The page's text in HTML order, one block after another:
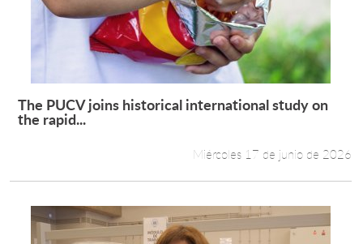
Leer más +
The PUCV joins historical international study on
the rapid...
Miércoles 17 de junio de 2026